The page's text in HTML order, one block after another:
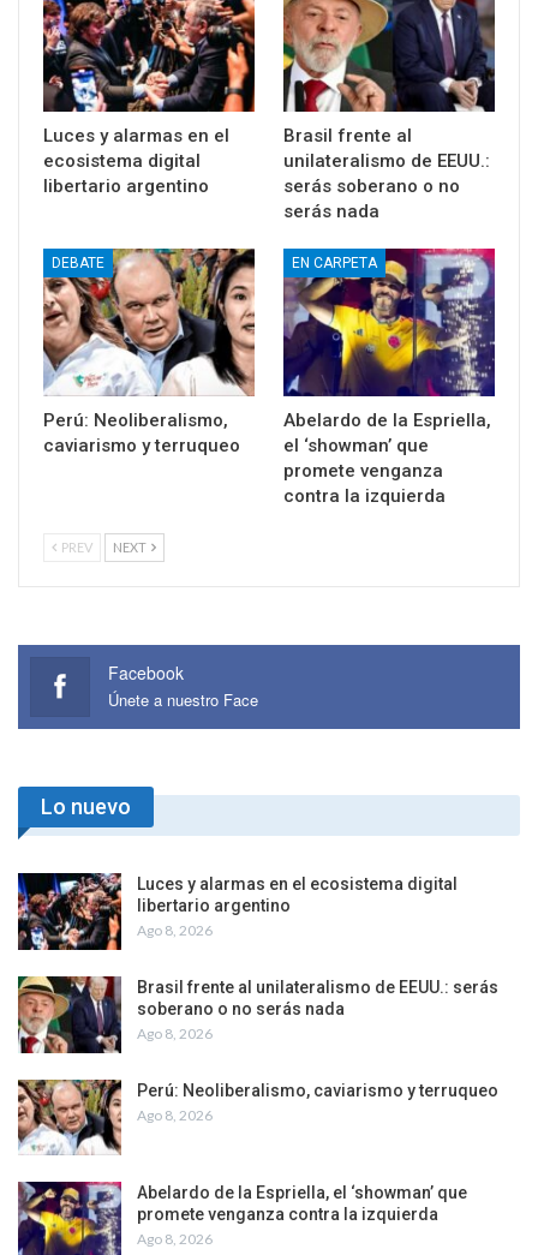
Luces y alarmas en el
ecosistema digital
libertario argentino
Brasil frente al
unilateralismo de EEUU.:
serás soberano o no
serás nada
DEBATE
Perú: Neoliberalismo,
caviarismo y terruqueo
EN CARPETA
Abelardo de la Espriella,
el ‘showman’ que
promete venganza
contra la izquierda
PREV NEXT
Facebook
Únete a nuestro Face
Lo nuevo
Luces y alarmas en el ecosistema digital
libertario argentino
Ago 8, 2026
Brasil frente al unilateralismo de EEUU.: serás
soberano o no serás nada
Ago 8, 2026
Perú: Neoliberalismo, caviarismo y terruqueo
Ago 8, 2026
Abelardo de la Espriella, el ‘showman’ que
promete venganza contra la izquierda
Ago 8, 2026